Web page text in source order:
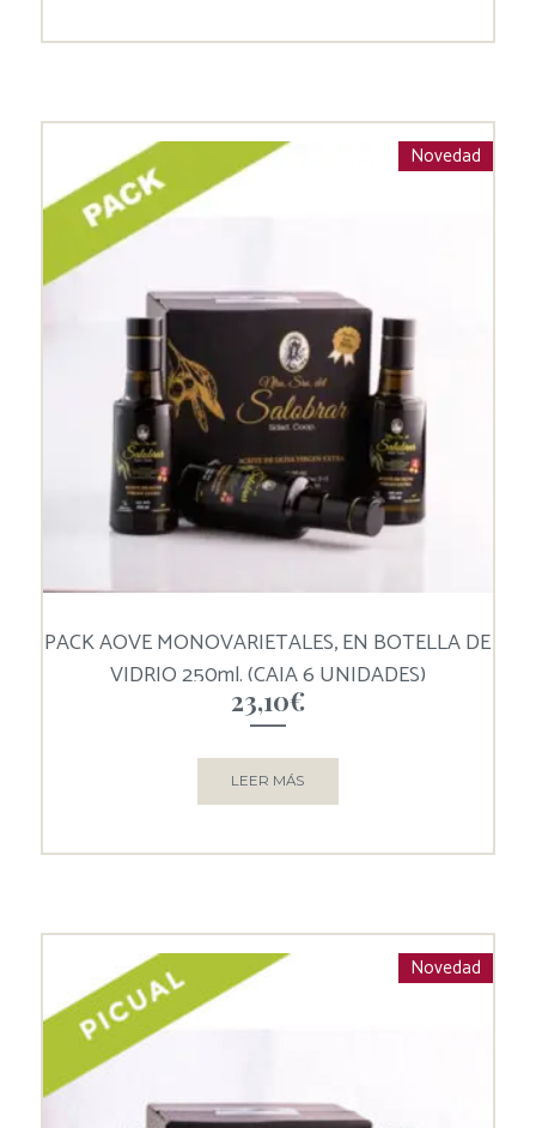
Novedad
PACK AOVE MONOVARIETALES, EN BOTELLA DE
VIDRIO 250ml. (CAJA 6 UNIDADES)
23,10€
LEER MÁS
Novedad